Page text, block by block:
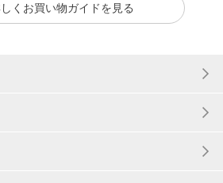
くお買い物ガイドを見る